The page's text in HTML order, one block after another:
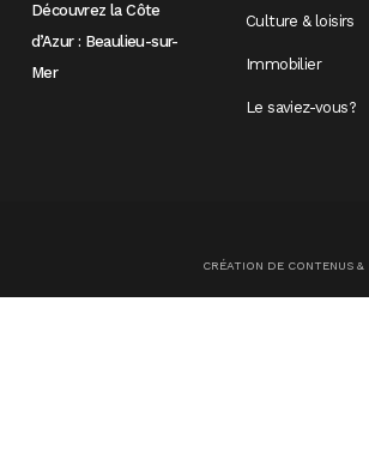
Découvrez la Côte
d’Azur : Beaulieu-sur-
Mer
Culture & loisirs
Immobilier
Le saviez-vous?
CRÉATION DE CONTENUS